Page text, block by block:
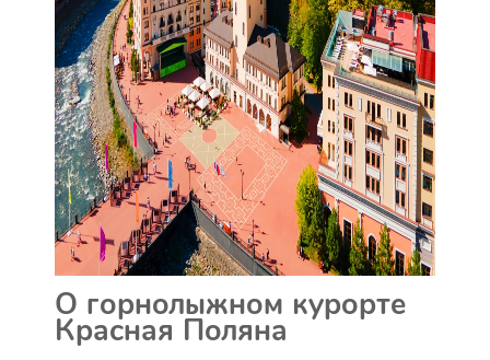
О горнолыжном курорте
Красная Поляна